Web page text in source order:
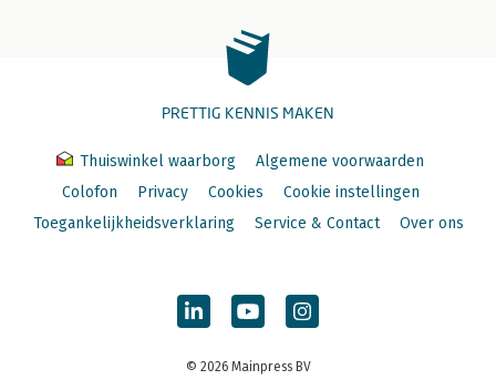
PRETTIG KENNIS MAKEN
Thuiswinkel waarborg
Algemene voorwaarden
Colofon
Privacy Cookies
Cookie instellingen
Toegankelijkheidsverklaring
Service & Contact Over ons
© 2026 Mainpress BV